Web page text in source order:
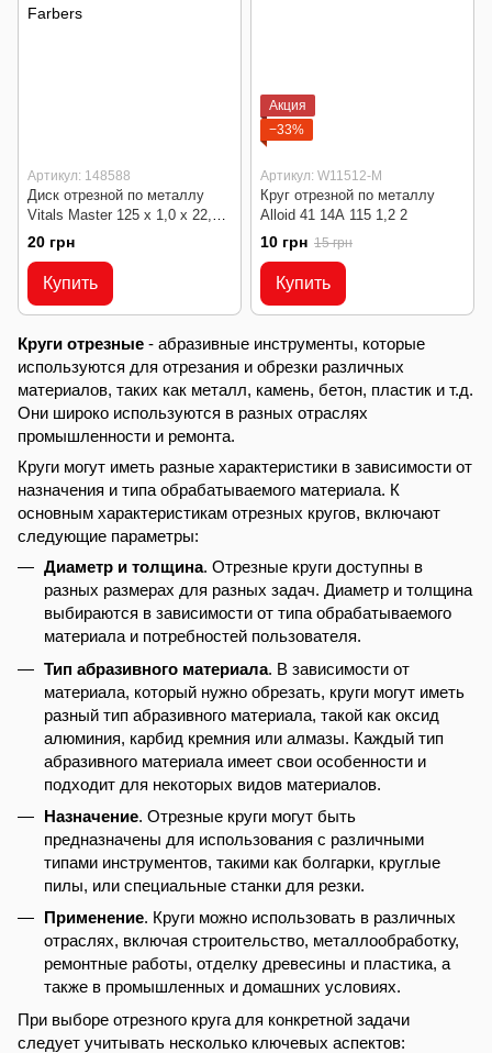
Артикул: 148588
Диск отрезной по металлу
Vitals Master 125 х 1,0 х 22,2
мм
20 грн
Купить
Акция
−33%
Артикул: W11512-M
Круг отрезной по металлу
Alloid 41 14А 115 1,2 2
10 грн 15 грн
Купить
Круги отрезные - абразивные инструменты, которые
используются для отрезания и обрезки различных
материалов, таких как металл, камень, бетон, пластик и т.д.
Они широко используются в разных отраслях
промышленности и ремонта.
Круги могут иметь разные характеристики в зависимости от
назначения и типа обрабатываемого материала. К
основным характеристикам отрезных кругов, включают
следующие параметры:
Диаметр и толщина. Отрезные круги доступны в
разных размерах для разных задач. Диаметр и толщина
выбираются в зависимости от типа обрабатываемого
материала и потребностей пользователя.
Тип абразивного материала. В зависимости от
материала, который нужно обрезать, круги могут иметь
разный тип абразивного материала, такой как оксид
алюминия, карбид кремния или алмазы. Каждый тип
абразивного материала имеет свои особенности и
подходит для некоторых видов материалов.
Назначение. Отрезные круги могут быть
предназначены для использования с различными
типами инструментов, такими как болгарки, круглые
пилы, или специальные станки для резки.
Применение. Круги можно использовать в различных
отраслях, включая строительство, металлообработку,
ремонтные работы, отделку древесины и пластика, а
также в промышленных и домашних условиях.
При выборе отрезного круга для конкретной задачи
следует учитывать несколько ключевых аспектов: